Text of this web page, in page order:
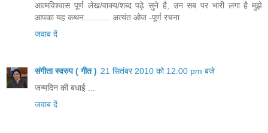
आत्मविश्वास पूर्ण लेख/वाक्य/शब्द पढ़े सुने है, उन सब पर भारी लगा है मुझे
आपका यह कथन........... अत्यंत ओज -पूर्ण रचना
जवाब दें
संगीता स्वरुप ( गीत ) 21 सितंबर 2010 को 12:00 pm बजे
जन्मदिन की बधाई ...
जवाब दें